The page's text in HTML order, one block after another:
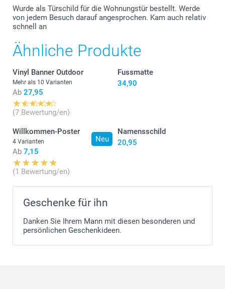
Wurde als Türschild für die Wohnungstür bestellt. Werde
von jedem Besuch darauf angesprochen. Kam auch relativ
schnell an
Ähnliche Produkte
Vinyl Banner Outdoor
Mehr als 10 Varianten
Ab 27,95
(7 Bewertung/en)
Fussmatte
34,90
Neu
Willkommen-Poster
4 Varianten
Ab 7,15
(1 Bewertung/en)
Namensschild
20,95
Geschenke für ihn
Danken Sie Ihrem Mann mit diesen besonderen und
persönlichen Geschenkideen.